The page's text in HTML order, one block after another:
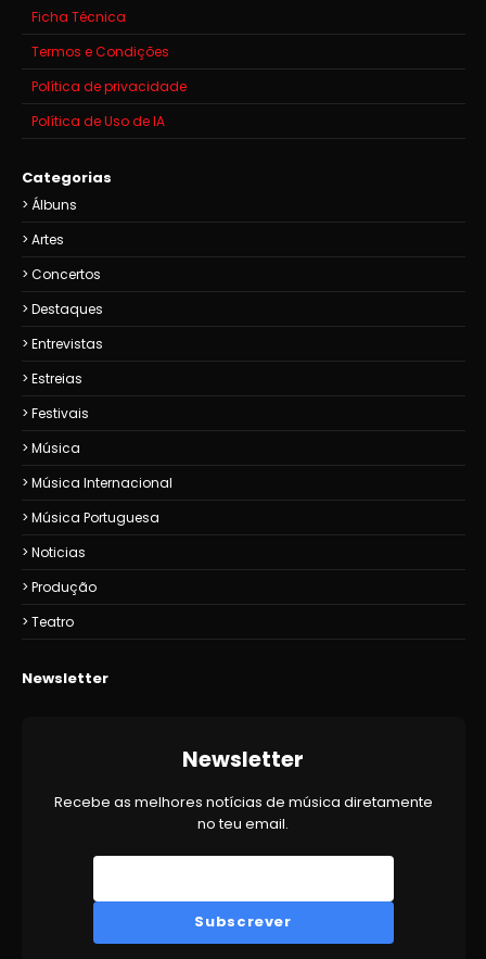
Ficha Técnica
Termos e Condições
Política de privacidade
Política de Uso de IA
Categorias
Álbuns
Artes
Concertos
Destaques
Entrevistas
Estreias
Festivais
Música
Música Internacional
Música Portuguesa
Noticias
Produção
Teatro
Newsletter
Newsletter
Recebe as melhores notícias de música diretamente
no teu email.
Subscrever